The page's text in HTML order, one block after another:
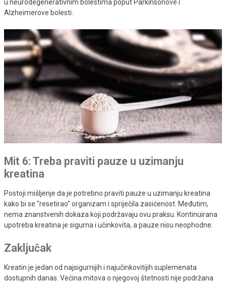
u neurodegenerativnim bolestima poput Parkinsonove i
Alzheimerove bolesti.
Mit 6: Treba praviti pauze u uzimanju
kreatina
Postoji mišljenje da je potrebno praviti pauze u uzimanju kreatina
kako bi se "resetirao" organizam i spriječila zasićenost. Međutim,
nema znanstvenih dokaza koji podržavaju ovu praksu. Kontinuirana
upotreba kreatina je sigurna i učinkovita, a pauze nisu neophodne.
Zaključak
Kreatin je jedan od najsigurnijih i najučinkovitijih suplemenata
dostupnih danas. Većina mitova o njegovoj štetnosti nije podržana